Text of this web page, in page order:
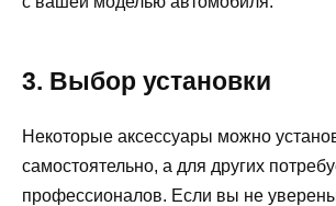
3. Выбор установки
Некоторые аксессуары можно
самостоятельно, а для других
профессионалов. Если вы не